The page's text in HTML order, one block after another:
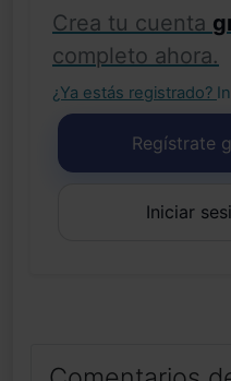
Crea tu cuenta
completo ahora.
¿Ya estás registrado?
Regístrate
Iniciar